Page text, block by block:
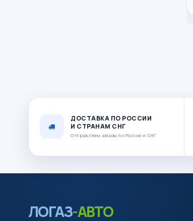
ДОСТАВКА ПО РОССИИ
И СТРАНАМ СНГ
Отправляем заказы по России и СНГ
ЛОГАЗ-АВТО